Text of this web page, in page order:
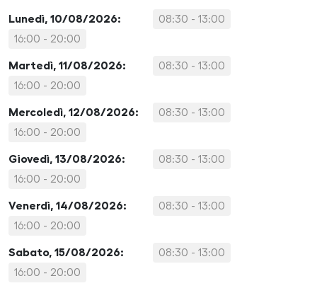
Lunedì, 10/08/2026:
08:30 - 13:00
16:00 - 20:00
Martedì, 11/08/2026:
08:30 - 13:00
16:00 - 20:00
Mercoledì, 12/08/2026:
08:30 - 13:00
16:00 - 20:00
Giovedì, 13/08/2026:
08:30 - 13:00
16:00 - 20:00
Venerdì, 14/08/2026:
08:30 - 13:00
16:00 - 20:00
Sabato, 15/08/2026:
08:30 - 13:00
16:00 - 20:00